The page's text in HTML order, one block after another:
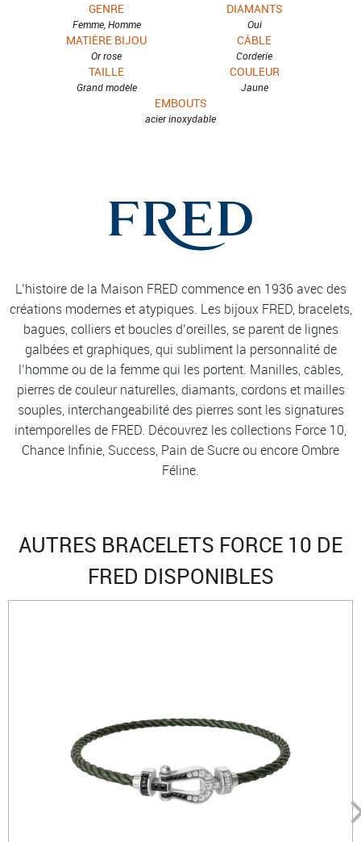
GENRE
Femme, Homme
DIAMANTS
Oui
MATIÈRE BIJOU
Or rose
CÂBLE
Corderie
TAILLE
Grand modèle
COULEUR
Jaune
EMBOUTS
acier inoxydable
L’histoire de la Maison FRED commence en 1936 avec des
créations modernes et atypiques. Les bijoux FRED, bracelets,
bagues, colliers et boucles d’oreilles, se parent de lignes
galbées et graphiques, qui subliment la personnalité de
l’homme ou de la femme qui les portent. Manilles, câbles,
pierres de couleur naturelles, diamants, cordons et mailles
souples, interchangeabilité des pierres sont les signatures
intemporelles de FRED. Découvrez les collections Force 10,
Chance Infinie, Success, Pain de Sucre ou encore Ombre
Féline.
AUTRES BRACELETS FORCE 10 DE
FRED DISPONIBLES